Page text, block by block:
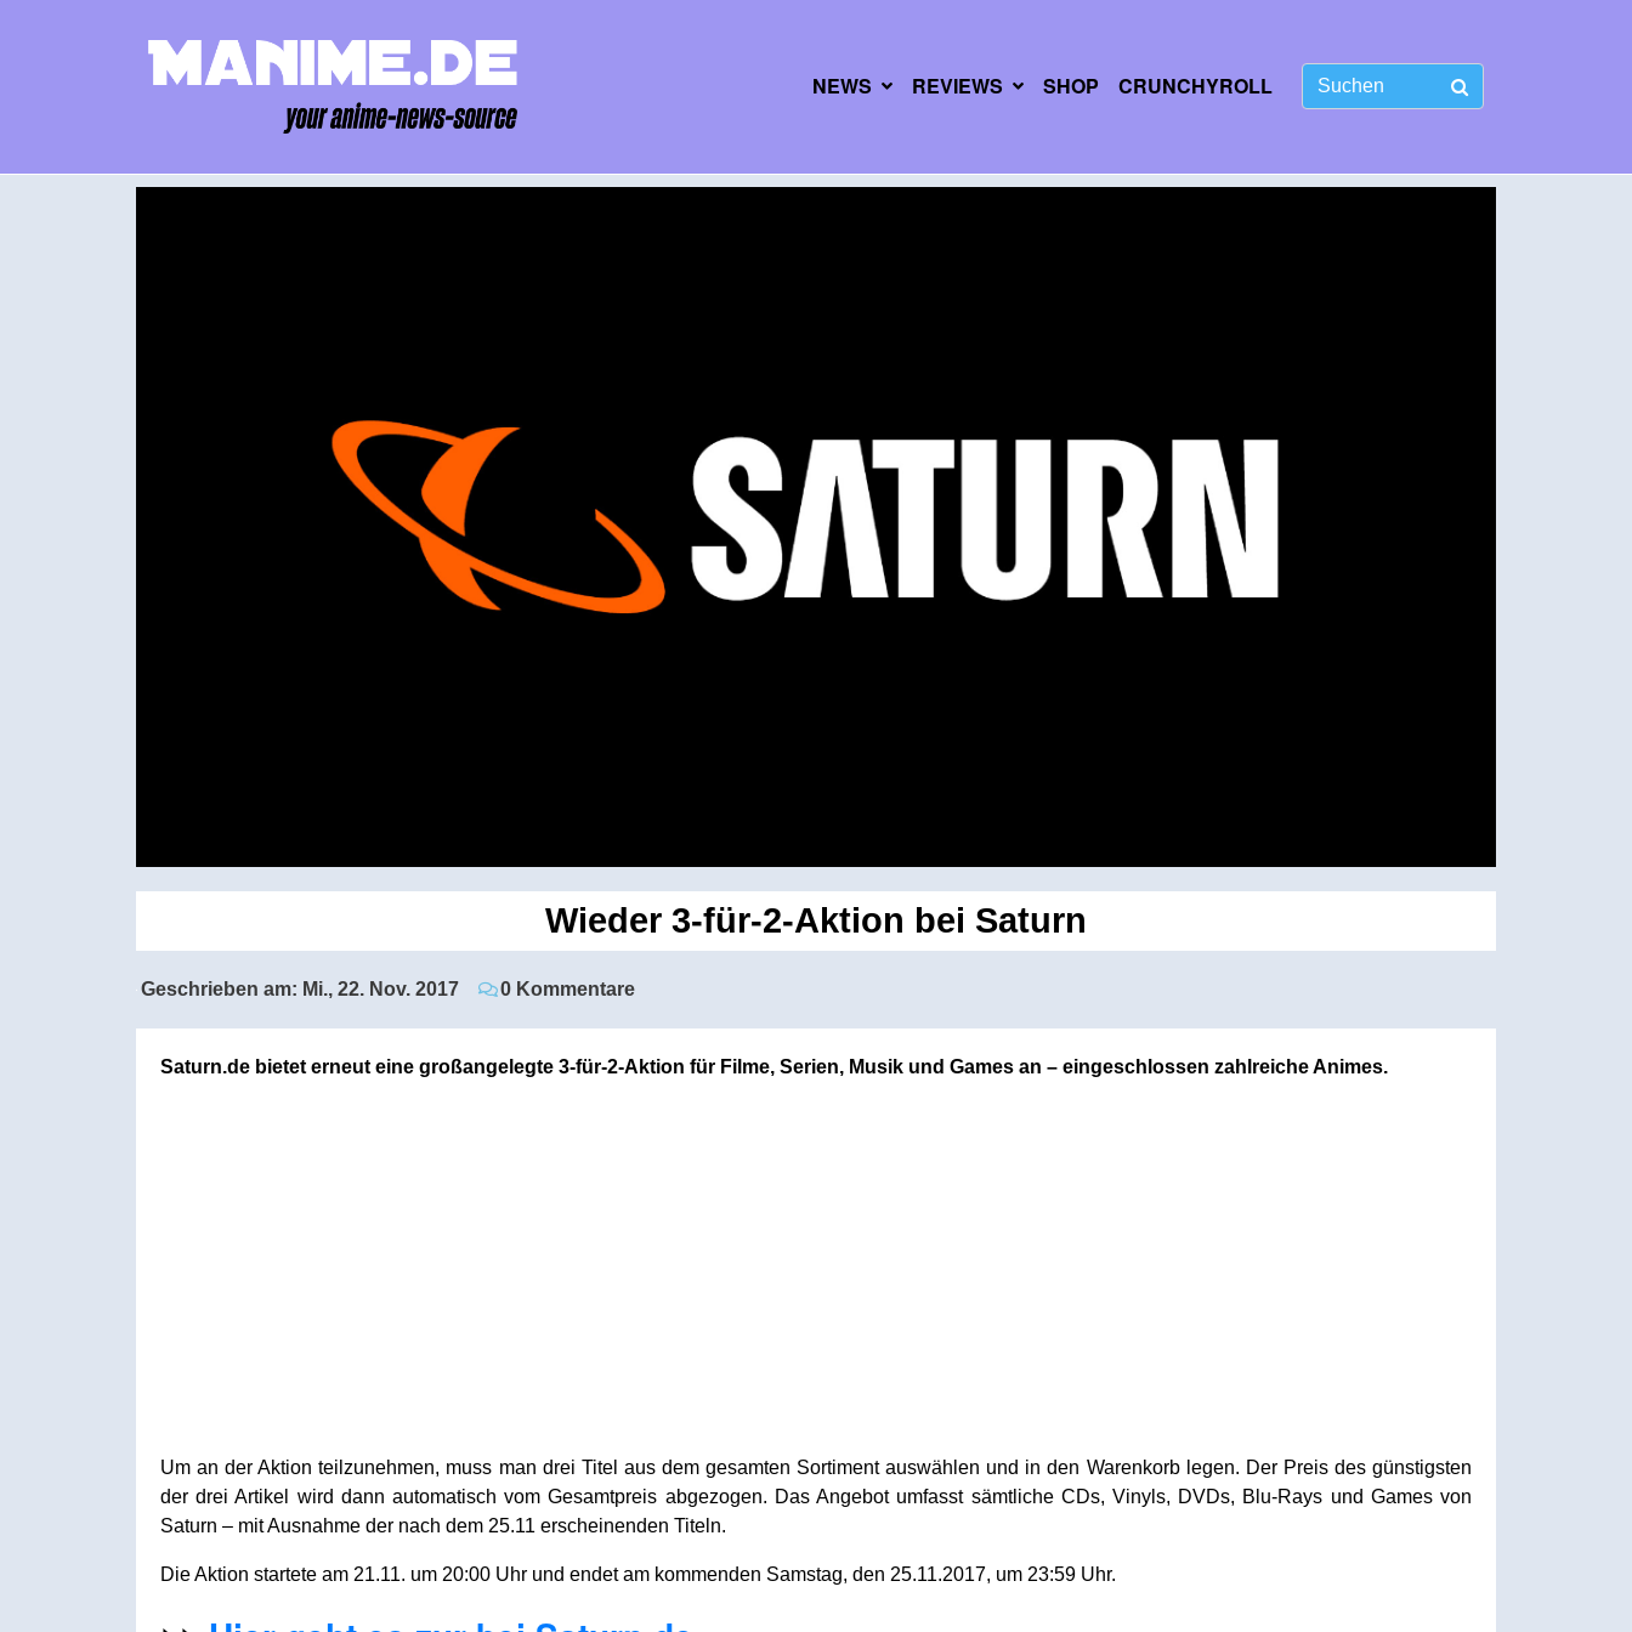
NEWS REVIEWS SHOP CRUNCHYROLL
Wieder 3-für-2-Aktion bei Saturn
Geschrieben am: Mi., 22. Nov. 2017 0 Kommentare
Saturn.de bietet erneut eine großangelegte 3-für-2-Aktion für Filme, Serien, Musik und Games an – eingeschlossen zahlreiche Animes.
Um an der Aktion teilzunehmen, muss man drei Titel aus dem gesamten Sortiment auswählen und in den Warenkorb legen. Der Preis des günstigsten
der drei Artikel wird dann automatisch vom Gesamtpreis abgezogen. Das Angebot umfasst sämtliche CDs, Vinyls, DVDs, Blu-Rays und Games von
Saturn – mit Ausnahme der nach dem 25.11 erscheinenden Titeln.
Die Aktion startete am 21.11. um 20:00 Uhr und endet am kommenden Samstag, den 25.11.2017, um 23:59 Uhr.